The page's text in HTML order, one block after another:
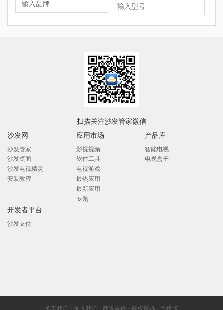
扫描关注沙发管家微信
沙发网
沙发管家
沙发桌面
沙发电视精灵
安装教程
应用市场
影视视频
软件工具
电视游戏
最热应用
最新应用
专题
产品库
智能电视
电视盒子
开发者平台
沙发支付
关于我们 · 加入我们 · 商务合作 · 侵权投诉 · 手机版